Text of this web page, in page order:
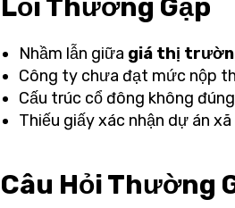
Lỗi Thường Gặp
Nhầm lẫn giữa giá thị
Công ty chưa đạt mức nộp
Cấu trúc cổ đông không
Thiếu giấy xác nhận dự án
Câu Hỏi Thường